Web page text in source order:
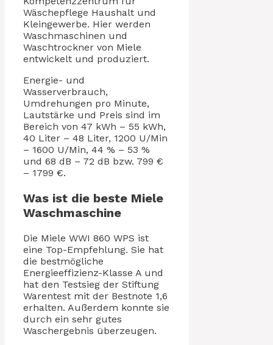
Wäschepflege Haushalt und
Kleingewerbe. Hier werden
Waschmaschinen und
Waschtrockner von Miele
entwickelt und produziert.
Energie- und
Wasserverbrauch,
Umdrehungen pro Minute,
Lautstärke und Preis sind im
Bereich von 47 kWh – 55 kWh,
40 Liter – 48 Liter, 1200 U/Min
– 1600 U/Min, 44 % – 53 %
und 68 dB – 72 dB bzw. 799 €
– 1799 €.
Was ist die beste Miele
Waschmaschine
Die Miele WWI 860 WPS ist
eine Top-Empfehlung. Sie hat
die bestmögliche
Energieeffizienz-Klasse A und
hat den Testsieg der Stiftung
Warentest mit der Bestnote 1,6
erhalten. Außerdem konnte sie
durch ein sehr gutes
Waschergebnis überzeugen.